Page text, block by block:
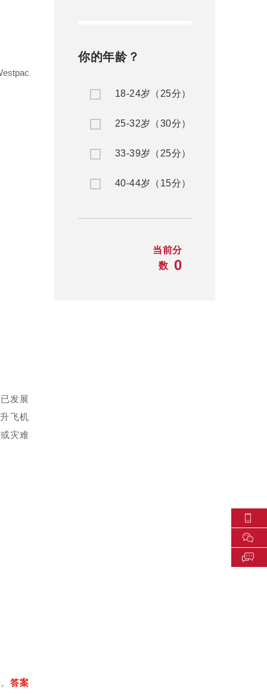
发展
飞机
灾难
答案
你的年龄？
18-24岁（25分）
25-32岁（30分）
33-39岁（25分）
40-44岁（15分）
当前分
数
0